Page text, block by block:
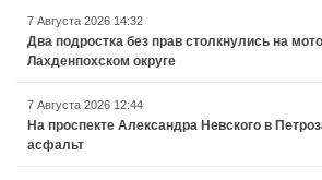
7 Августа 2026 14:32
Два подростка без прав столкнулись на
Лахденпохском округе
7 Августа 2026 12:44
На проспекте Александра Невского в
асфальт